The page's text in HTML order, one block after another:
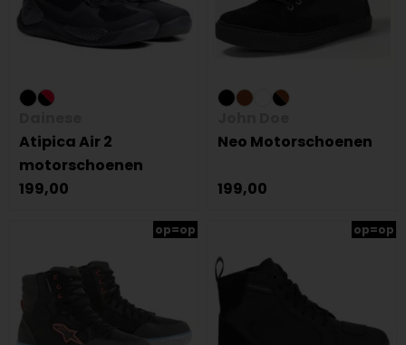
Atipica Air 2
motorschoenen
199,00
Neo Motorschoenen
199,00
op=op op=op